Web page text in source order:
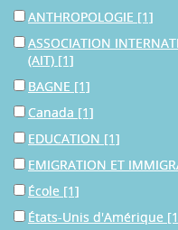
ANTHROPOLOGIE [1]
ASSOCIATION
(AIT) [1]
BAGNE [1]
Canada [1]
EDUCATION [1]
EMIGRATION ET
École [1]
États-Unis d'Amérique